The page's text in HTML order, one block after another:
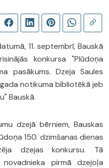
11. septembrī, Bauskā
konkursa "Plūdoņa
pasākums. Dzeja Saules
notikuma bibliotēkā jeb
Bauskā.
dzejā bērniem, Bauskas
150. dzimšanas dienas
dzejas konkursu. Tā
pirmā dzejoļa